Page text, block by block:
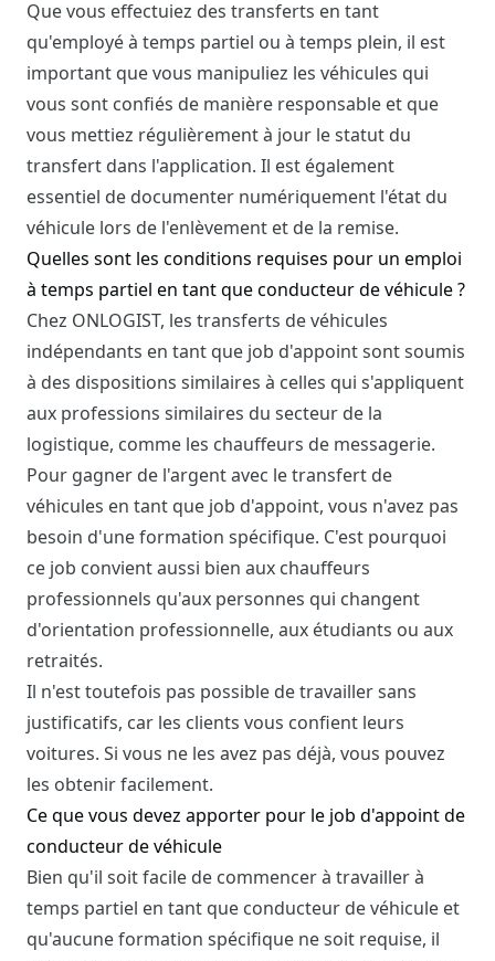
Que vous effectuiez des transferts en tant
qu'employé à temps partiel ou à temps plein, il est
important que vous manipuliez les véhicules qui
vous sont confiés de manière responsable et que
vous mettiez régulièrement à jour le statut du
transfert dans l'application. Il est également
essentiel de documenter numériquement l'état du
véhicule lors de l'enlèvement et de la remise.
Quelles sont les conditions requises pour un emploi
à temps partiel en tant que conducteur de véhicule ?
Chez ONLOGIST, les transferts de véhicules
indépendants en tant que job d'appoint sont soumis
à des dispositions similaires à celles qui s'appliquent
aux professions similaires du secteur de la
logistique, comme les chauffeurs de messagerie.
Pour gagner de l'argent avec le transfert de
véhicules en tant que job d'appoint, vous n'avez pas
besoin d'une formation spécifique. C'est pourquoi
ce job convient aussi bien aux chauffeurs
professionnels qu'aux personnes qui changent
d'orientation professionnelle, aux étudiants ou aux
retraités.
Il n'est toutefois pas possible de travailler sans
justificatifs, car les clients vous confient leurs
voitures. Si vous ne les avez pas déjà, vous pouvez
les obtenir facilement.
Ce que vous devez apporter pour le job d'appoint de
conducteur de véhicule
Bien qu'il soit facile de commencer à travailler à
temps partiel en tant que conducteur de véhicule et
qu'aucune formation spécifique ne soit requise, il